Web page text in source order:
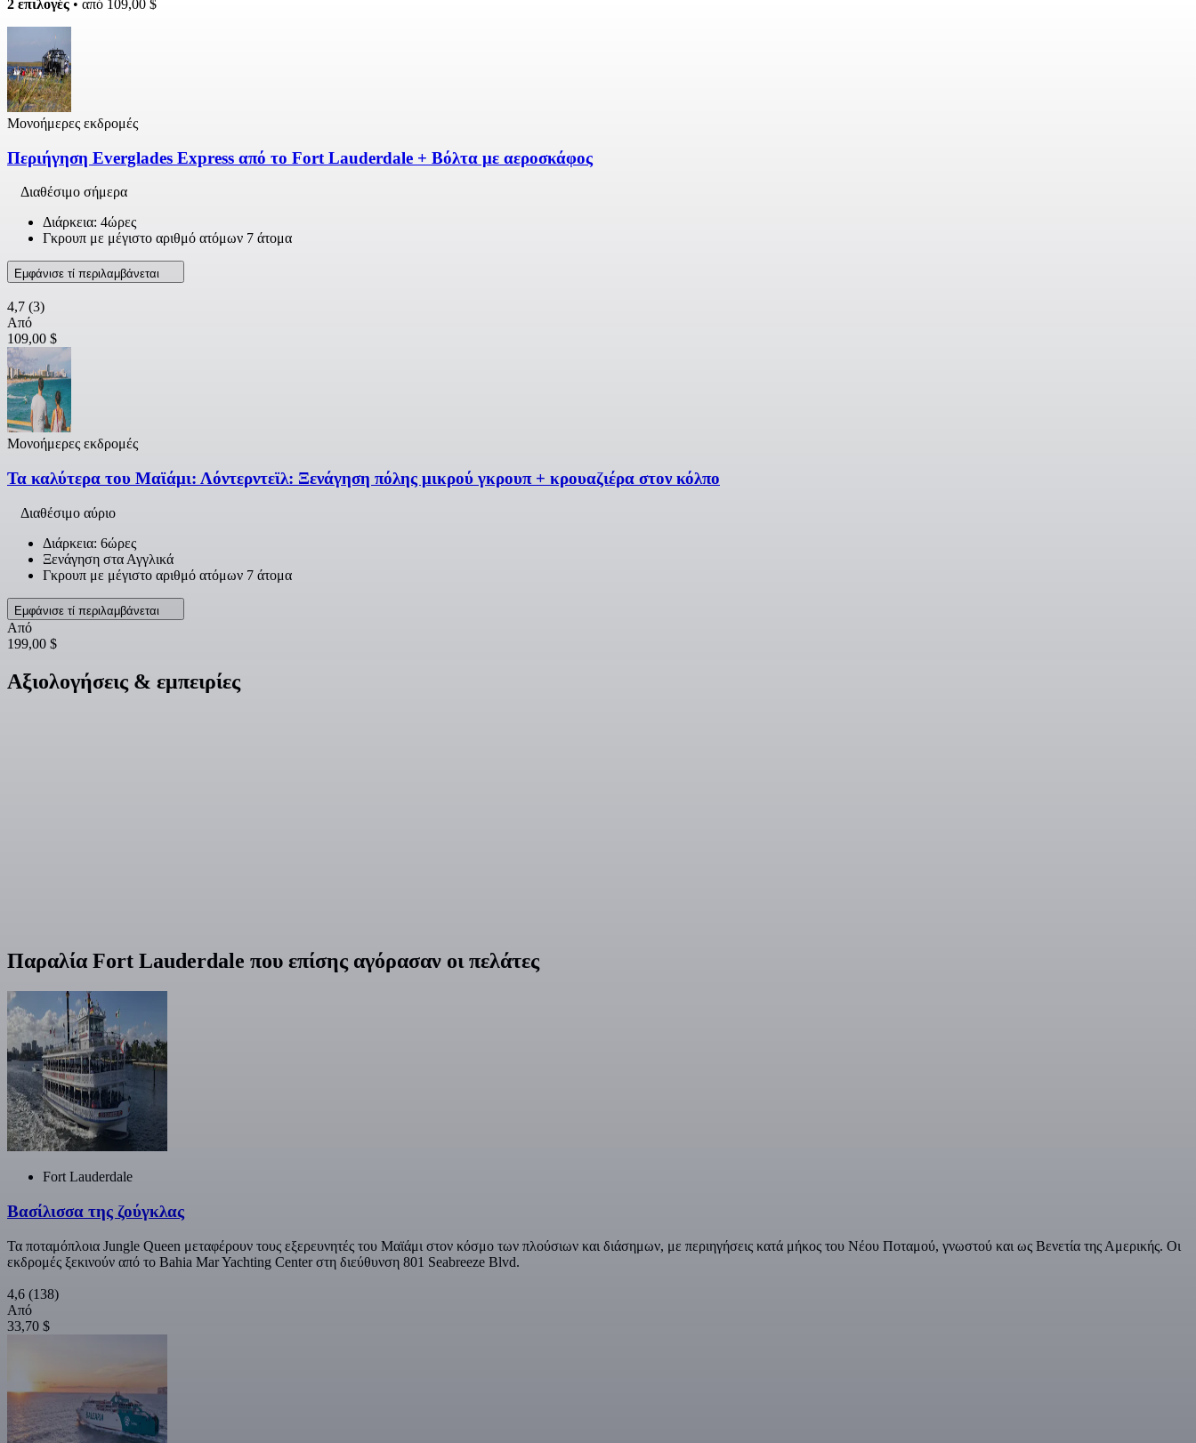
2 επιλογές • από 109,00 $
Μονοήμερες εκδρομές
Περιήγηση Everglades Express από το Fort Lauderdale + Βόλτα με αεροσκάφος
Διαθέσιμο σήμερα
Διάρκεια: 4ώρες
Γκρουπ με μέγιστο αριθμό ατόμων 7 άτομα
Εμφάνισε τί περιλαμβάνεται
4,7 (3)
Από
109,00 $
Μονοήμερες εκδρομές
Τα καλύτερα του Μαϊάμι: Λόντερντεϊλ: Ξενάγηση πόλης μικρού γκρουπ + κρουαζιέρα στον κόλπο
Διαθέσιμο αύριο
Διάρκεια: 6ώρες
Ξενάγηση στα Αγγλικά
Γκρουπ με μέγιστο αριθμό ατόμων 7 άτομα
Εμφάνισε τί περιλαμβάνεται
Από
199,00 $
Αξιολογήσεις & εμπειρίες
Παραλία Fort Lauderdale που επίσης αγόρασαν οι πελάτες
Fort Lauderdale
Βασίλισσα της ζούγκλας
Τα ποταμόπλοια Jungle Queen μεταφέρουν τους εξερευνητές του Μαϊάμι στον κόσμο των πλούσιων και διάσημων, με περιηγήσεις κατά μήκος του Νέου Ποταμού, γνωστού και ως Βενετία της Αμερικής. Οι
εκδρομές ξεκινούν από το Bahia Mar Yachting Center στη διεύθυνση 801 Seabreeze Blvd.
4,6 (138)
Από
33,70 $